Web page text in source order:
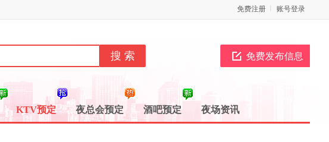
账号登录
免费注册
免费发布信息
KTV预定 夜总会预定 酒吧预定 夜场资讯